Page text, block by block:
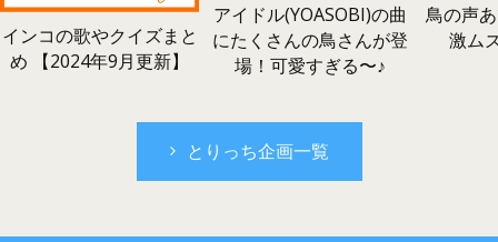
インコの歌やクイズまと
め 【2024年9月更新】
アイドル(YOASOBI)の曲
にたくさんの鳥さんが登
場！可愛すぎる〜♪
鳥の声
激ム
とりっち企画一覧